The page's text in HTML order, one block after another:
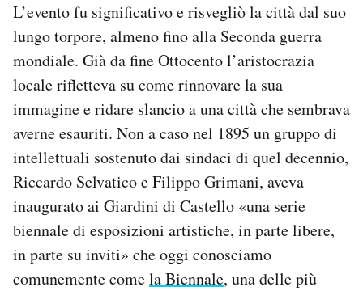
L’evento fu significativo e risvegliò la città dal suo
lungo torpore, almeno fino alla Seconda guerra
mondiale. Già da fine Ottocento l’aristocrazia
locale rifletteva su come rinnovare la sua
immagine e ridare slancio a una città che sembrava
averne esauriti. Non a caso nel 1895 un gruppo di
intellettuali sostenuto dai sindaci di quel decennio,
Riccardo Selvatico e Filippo Grimani, aveva
inaugurato ai Giardini di Castello «una serie
biennale di esposizioni artistiche, in parte libere,
in parte su inviti» che oggi conosciamo
comunemente comela Biennale, una delle più